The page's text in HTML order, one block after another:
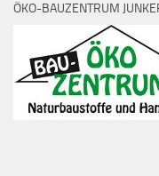
ÖKO-BAUZENTRUM